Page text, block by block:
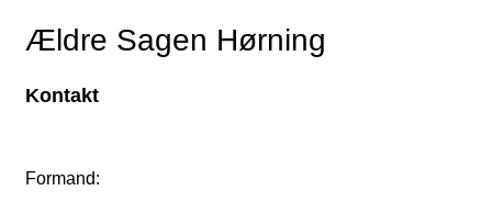
Ældre Sagen Hørning
Kontakt
Formand: